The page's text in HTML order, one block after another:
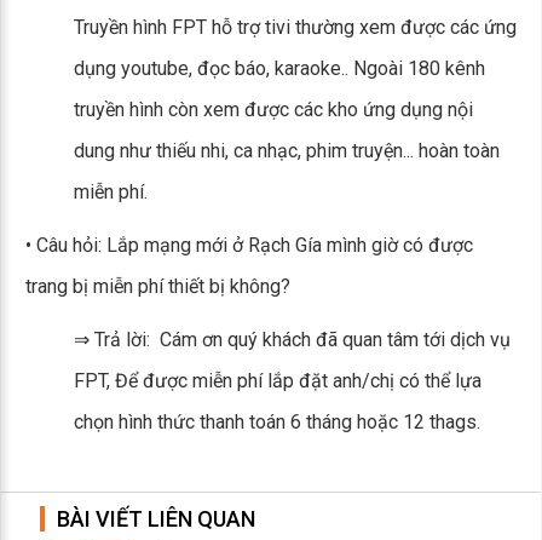
Truyền hình FPT hỗ trợ tivi thường xem được các ứng
dụng youtube, đọc báo, karaoke.. Ngoài 180 kênh
truyền hình còn xem được các kho ứng dụng nội
dung như thiếu nhi, ca nhạc, phim truyện... hoàn toàn
miễn phí.
• Câu hỏi: Lắp mạng mới ở Rạch Gía mình giờ có được
trang bị miễn phí thiết bị không?
⇒ Trả lời: Cám ơn quý khách đã quan tâm tới dịch vụ
FPT, Để được miễn phí lắp đặt anh/chị có thể lựa
chọn hình thức thanh toán 6 tháng hoặc 12 thags.
BÀI VIẾT LIÊN QUAN